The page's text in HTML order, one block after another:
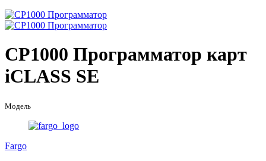
CP1000 Программатор карт
iCLASS SE
Модель
Fargo